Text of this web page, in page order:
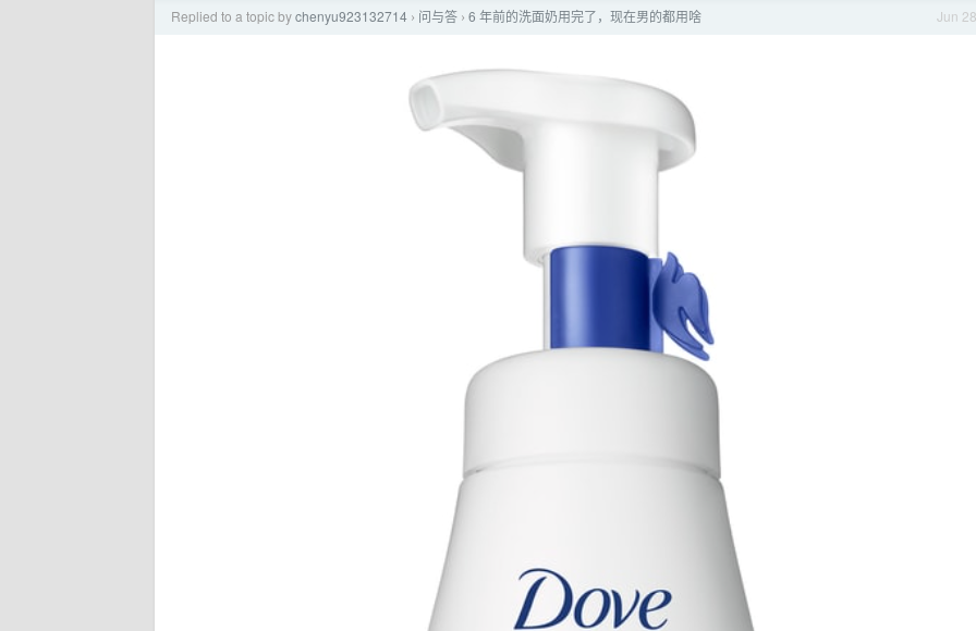
Jun 28
Replied to a topic bychenyu923132714 › 问与答 › 6 年前的洗面奶用完了，现在男的都用啥